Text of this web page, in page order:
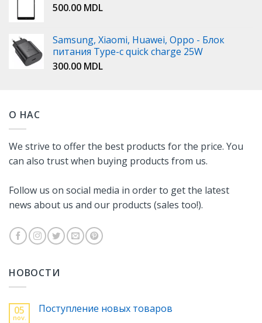
500.00 MDL
Samsung, Xiaomi, Huawei, Oppo - Блок
питания Type-c quick charge 25W
300.00 MDL
О НАС
We strive to offer the best products for the price. You
can also trust when buying products from us.
Follow us on social media in order to get the latest
news about us and our products (sales too!).
НОВОСТИ
05
nov.
Поступление новых товаров